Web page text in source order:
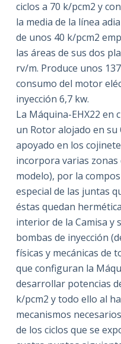
ciclos a 70 k/pcm2 y
la media de la línea
de unos 40 k/pcm2
las áreas de sus dos
rv/m. Produce unos
consumo del motor
inyección 6,7 kw.
La Máquina-EHX22 en
un Rotor alojado en su
apoyado en los
incorpora varias zonas
modelo), por la
especial de las juntas
éstas quedan
interior de la Camisa y
bombas de inyección
físicas y mecánicas de
que configuran la
desarrollar potencias
k/pcm2 y todo ello al
mecanismos
de los ciclos que se